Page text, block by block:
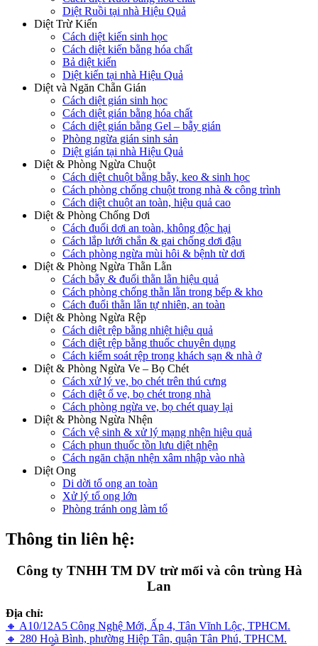
Diệt Ruồi tại nhà Hiệu Quả
Diệt Trừ Kiến
Cách diệt kiến sinh học
Cách diệt kiến bằng hóa chất
Bả diệt kiến
Diệt kiến tại nhà Hiệu Quả
Diệt và Ngăn Chẵn Gián
Cách diệt gián sinh học
Cách diệt gián bằng hóa chất
Cách diệt gián bằng Gel – bẫy gián
Phòng ngừa gián sinh sản
Diệt gián tại nhà Hiệu Quả
Diệt & Phòng Ngừa Chuột
Cách diệt chuột bằng bẫy, keo & sinh học
Cách phòng chống chuột trong nhà & công trình
Cách diệt chuột an toàn, hiệu quả cao
Diệt & Phòng Chống Dơi
Cách đuổi dơi an toàn, không độc hại
Cách lắp lưới chắn & gai chống dơi đậu
Cách phòng ngừa mùi hôi & bệnh từ dơi
Diệt & Phòng Ngừa Thằn Lằn
Cách bẫy & đuổi thằn lằn hiệu quả
Cách phòng chống thằn lằn trong bếp & kho
Cách đuổi thằn lằn tự nhiên, an toàn
Diệt & Phòng Ngừa Rệp
Cách diệt rệp bằng nhiệt hiệu quả
Cách diệt rệp bằng thuốc chuyên dụng
Cách kiểm soát rệp trong khách sạn & nhà ở
Diệt & Phòng Ngừa Ve – Bọ Chét
Cách xử lý ve, bọ chét trên thú cưng
Cách diệt ổ ve, bọ chét trong nhà
Cách phòng ngừa ve, bọ chét quay lại
Diệt & Phòng Ngừa Nhện
Cách vệ sinh & xử lý mạng nhện hiệu quả
Cách phun thuốc tồn lưu diệt nhện
Cách ngăn chặn nhện xâm nhập vào nhà
Diệt Ong
Di dời tổ ong an toàn
Xử lý tổ ong lớn
Phòng tránh ong làm tổ
Thông tin liên hệ:
Công ty TNHH TM DV trừ mối và côn trùng Hà
Lan
Địa chỉ:
🔸 A10/12A5 Công Nghệ Mới, Ấp 4, Tân Vĩnh Lộc, TPHCM.
🔸 280 Hoà Bình, phường Hiệp Tân, quận Tân Phú, TPHCM.